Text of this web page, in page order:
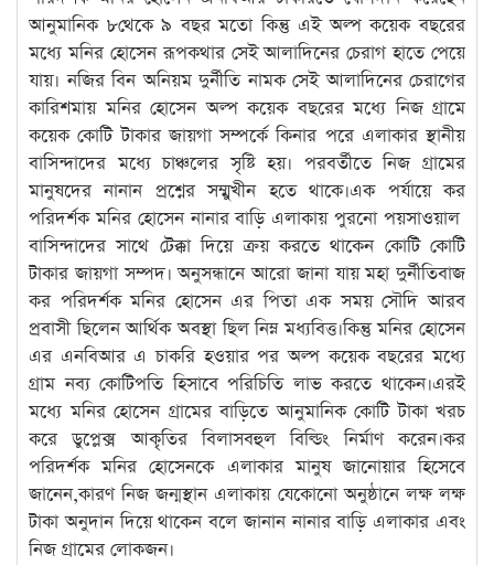
আনুমানিক ৮থেকে ৯ বছর মতো কিন্তু এই অল্প কয়েক বছরের
মধ্যে মনির হোসেন রূপকথার সেই আলাদিনের চেরাগ হাতে পেয়ে
যায়। নজির বিন অনিয়ম দুর্নীতি নামক সেই আলাদিনের চেরাগের
কারিশমায় মনির হোসেন অল্প কয়েক বছরের মধ্যে নিজ গ্রামে
কয়েক কোটি টাকার জায়গা সম্পর্কে কিনার পরে এলাকার স্থানীয়
বাসিন্দাদের মধ্যে চাঞ্চলের সৃষ্টি হয়। পরবর্তীতে নিজ গ্রামের
মানুষদের নানান প্রশ্নের সম্মুখীন হতে থাকে।এক পর্যায়ে কর
পরিদর্শক মনির হোসেন নানার বাড়ি এলাকায় পুরনো পয়সাওয়াল
বাসিন্দাদের সাথে টেক্কা দিয়ে ক্রয় করতে থাকেন কোটি কোটি
টাকার জায়গা সম্পদ। অনুসন্ধানে আরো জানা যায় মহা দুর্নীতিবাজ
কর পরিদর্শক মনির হোসেন এর পিতা এক সময় সৌদি আরব
প্রবাসী ছিলেন আর্থিক অবস্থা ছিল নিম্ন মধ্যবিত্ত।কিন্তু মনির হোসেন
এর এনবিআর এ চাকরি হওয়ার পর অল্প কয়েক বছরের মধ্যে
গ্রাম নব্য কোটিপতি হিসাবে পরিচিতি লাভ করতে থাকেন।এরই
মধ্যে মনির হোসেন গ্রামের বাড়িতে আনুমানিক কোটি টাকা খরচ
করে ডুপ্লেক্স আকৃতির বিলাসবহুল বিল্ডিং নির্মাণ করেন।কর
পরিদর্শক মনির হোসেনকে এলাকার মানুষ জানোয়ার হিসেবে
জানেন,কারণ নিজ জন্মস্থান এলাকায় যেকোনো অনুষ্ঠানে লক্ষ লক্ষ
টাকা অনুদান দিয়ে থাকেন বলে জানান নানার বাড়ি এলাকার এবং
নিজ গ্রামের লোকজন।